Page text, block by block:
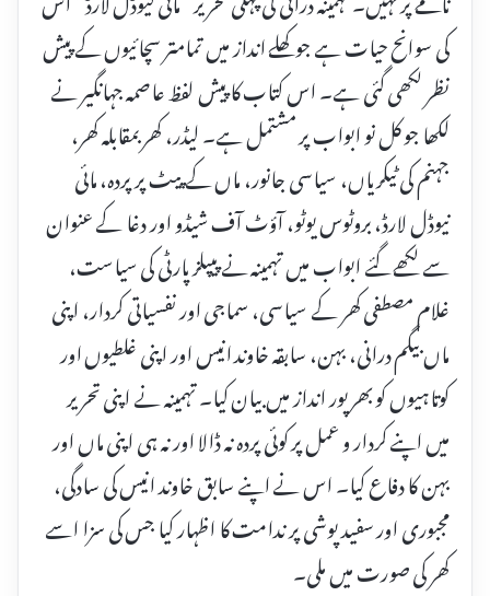
کی سوانح حیات ہے جو کھلے انداز میں تمامتر سچائیوں کے پیش
نظر لکھی گئی ہے۔ اس کتاب کا پیش لفظ عاصمہ جہانگیر نے
لکھا جو کل نو ابواب پر مشتمل ہے۔ لیڈر، کھر بمقابلہ کھر،
جہنم کی ٹیکریاں، سیاسی جانور، ماں کے پیٹ پر پردہ، مائی
نیوڈل لارڈ، بروٹوس یوٹو، آؤٹ آف شیڈو اور دغا کے عنوان
سے لکھے گئے ابواب میں تہمینہ نے پیپلز پارٹی کی سیاست،
غلام مصطفی کھر کے سیاسی، سماجی اور نفسیاتی کردار، اپنی
ماں بیگم درانی، بہن، سابقہ خاوند انیس اور اپنی غلطیوں اور
کوتاہیوں کو بھرپور انداز میں بیان کیا۔ تہمینہ نے اپنی تحریر
میں اپنے کردار و عمل پر کوئی پردہ نہ ڈالا اور نہ ہی اپنی ماں اور
بہن کا دفاع کیا۔ اس نے اپنے سابق خاوند انیس کی سادگی،
مجبوری اور سفید پوشی پر ندامت کا اظہار کیا جس کی سزا اسے
کھر کی صورت میں ملی۔